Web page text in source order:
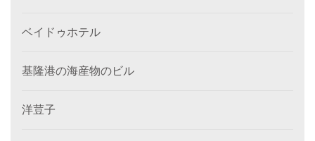
ベイドゥホテル
基隆港の海産物のビル
洋荳子